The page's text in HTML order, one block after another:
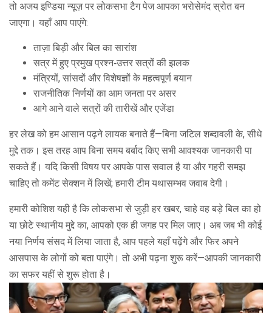
तो अजय इण्डिया न्यूज़ पर लोकसभा टैग पेज आपका भरोसेमंद स्रोत बन
जाएगा। यहाँ आप पाएंगे:
ताज़ा बिड़ी और बिल का सारांश
सत्र में हुए प्रमुख प्रश्न‑उत्तर सत्रों की झलक
मंत्रियों, सांसदों और विशेषज्ञों के महत्वपूर्ण बयान
राजनीतिक निर्णयों का आम जनता पर असर
आगे आने वाले सत्रों की तारीखें और एजेंडा
हर लेख को हम आसान पढ़ने लायक बनाते हैं—बिना जटिल शब्दावली के, सीधे
मुद्दे तक। इस तरह आप बिना समय बर्बाद किए सभी आवश्यक जानकारी पा
सकते हैं। यदि किसी विषय पर आपके पास सवाल है या और गहरी समझ
चाहिए तो कमेंट सेक्शन में लिखें; हमारी टीम यथासम्भव जवाब देगी।
हमारी कोशिश यही है कि लोकसभा से जुड़ी हर खबर, चाहे वह बड़े बिल का हो
या छोटे स्थानीय मुद्दे का, आपको एक ही जगह पर मिल जाए। अब जब भी कोई
नया निर्णय संसद में लिया जाता है, आप पहले यहाँ पढ़ेंगे और फिर अपने
आसपास के लोगों को बता पाएंगे। तो अभी पढ़ना शुरू करें—आपकी जानकारी
का सफर यहीं से शुरू होता है।